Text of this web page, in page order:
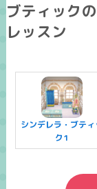
ブティック
レッスン
シンデレラ・ブティ
ク1